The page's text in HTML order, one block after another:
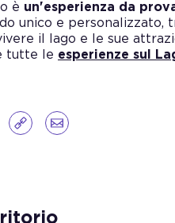
è un'esperienza da
unico e personalizzato,
il lago e le sue
tutte le esperienze sul